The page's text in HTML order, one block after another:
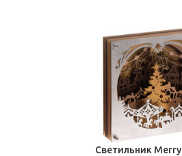
Светильник Merry